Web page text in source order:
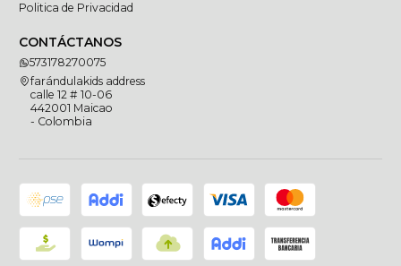
Politica de Privacidad
CONTÁCTANOS
573178270075
farándulakids address
calle 12 # 10-06
442001 Maicao
- Colombia